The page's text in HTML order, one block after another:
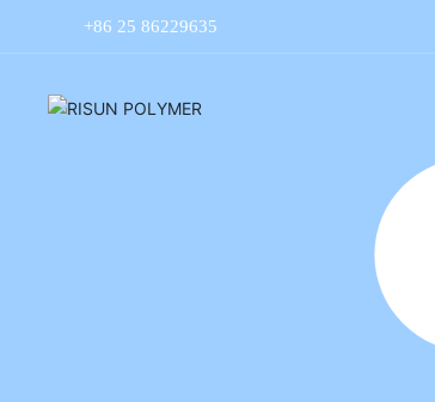
+86 25 86229635